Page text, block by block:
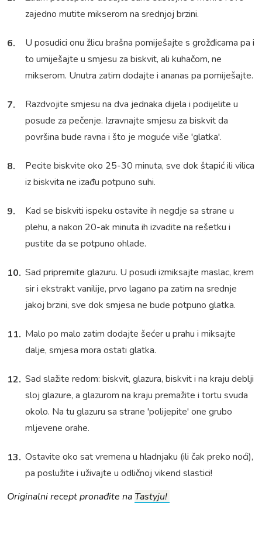
zajedno mutite mikserom na srednjoj brzini.
U posudici onu žlicu brašna pomiješajte s grožđicama pa i
to umiješajte u smjesu za biskvit, ali kuhačom, ne
mikserom. Unutra zatim dodajte i ananas pa pomiješajte.
Razdvojite smjesu na dva jednaka dijela i podijelite u
posude za pečenje. Izravnajte smjesu za biskvit da
površina bude ravna i što je moguće više 'glatka'.
Pecite biskvite oko 25-30 minuta, sve dok štapić ili vilica
iz biskvita ne izađu potpuno suhi.
Kad se biskviti ispeku ostavite ih negdje sa strane u
plehu, a nakon 20-ak minuta ih izvadite na rešetku i
pustite da se potpuno ohlade.
Sad pripremite glazuru. U posudi izmiksajte maslac, krem
sir i ekstrakt vanilije, prvo lagano pa zatim na srednje
jakoj brzini, sve dok smjesa ne bude potpuno glatka.
Malo po malo zatim dodajte šećer u prahu i miksajte
dalje, smjesa mora ostati glatka.
Sad slažite redom: biskvit, glazura, biskvit i na kraju deblji
sloj glazure, a glazurom na kraju premažite i tortu svuda
okolo. Na tu glazuru sa strane 'polijepite' one grubo
mljevene orahe.
Ostavite oko sat vremena u hladnjaku (ili čak preko noći),
pa poslužite i uživajte u odličnoj vikend slastici!
Originalni recept pronađite na Tastyju!